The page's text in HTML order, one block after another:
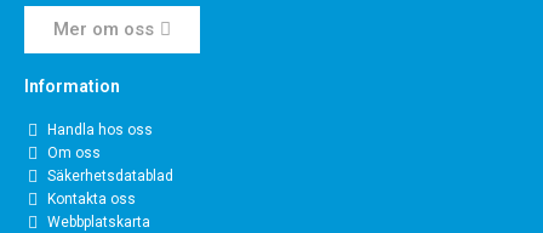
Mer om oss
Information
Handla hos oss
Om oss
Säkerhetsdatablad
Kontakta oss
Webbplatskarta